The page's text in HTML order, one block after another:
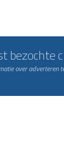
bezochte
over adverteren